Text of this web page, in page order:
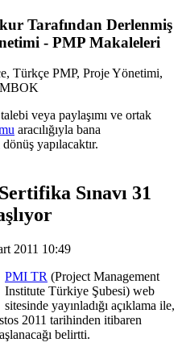
Tarafından Derlenmiş
- PMP Makaleleri
Türkçe PMP, Proje Yönetimi,
veya paylaşımı ve ortak
aracılığıyla bana
yapılacaktır.
Sınavı 31
2011 10:49
PMI TR (Project Management
Institute Türkiye Şubesi) web
sitesinde yayınladığı açıklama ile,
2011 tarihinden itibaren
belirtti.